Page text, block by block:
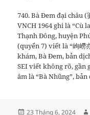
740. Bà Đem đại châu
VNCH 1964 ghi là “Cù
Thạnh Đông, huyện
(quyển 7) viết là “岣嶗
khám, Bà Đem, bản
SEI viết không rõ, gần
âm là “Bà Nhũng”,
Đăng
23 Tháng 6, 2024